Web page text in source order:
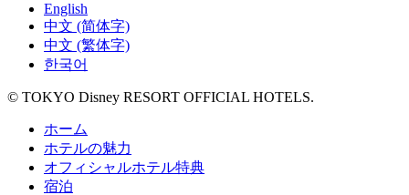
English
中文 (简体字)
中文 (繁体字)
한국어
© TOKYO Disney RESORT OFFICIAL HOTELS.
ホーム
ホテルの魅力
オフィシャルホテル特典
宿泊